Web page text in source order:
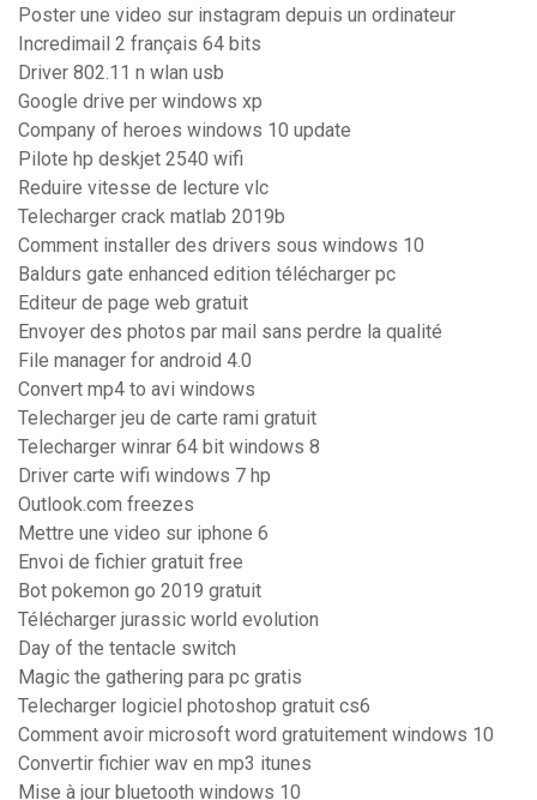
Poster une video sur instagram depuis un ordinateur
Incredimail 2 français 64 bits
Driver 802.11 n wlan usb
Google drive per windows xp
Company of heroes windows 10 update
Pilote hp deskjet 2540 wifi
Reduire vitesse de lecture vlc
Telecharger crack matlab 2019b
Comment installer des drivers sous windows 10
Baldurs gate enhanced edition télécharger pc
Editeur de page web gratuit
Envoyer des photos par mail sans perdre la qualité
File manager for android 4.0
Convert mp4 to avi windows
Telecharger jeu de carte rami gratuit
Telecharger winrar 64 bit windows 8
Driver carte wifi windows 7 hp
Outlook.com freezes
Mettre une video sur iphone 6
Envoi de fichier gratuit free
Bot pokemon go 2019 gratuit
Télécharger jurassic world evolution
Day of the tentacle switch
Magic the gathering para pc gratis
Telecharger logiciel photoshop gratuit cs6
Comment avoir microsoft word gratuitement windows 10
Convertir fichier wav en mp3 itunes
Mise à jour bluetooth windows 10